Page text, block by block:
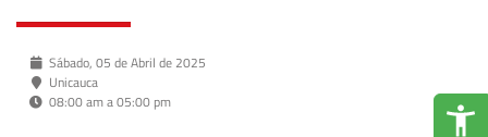
Sábado, 05 de Abril de 2025
Unicauca
08:00 am a 05:00 pm